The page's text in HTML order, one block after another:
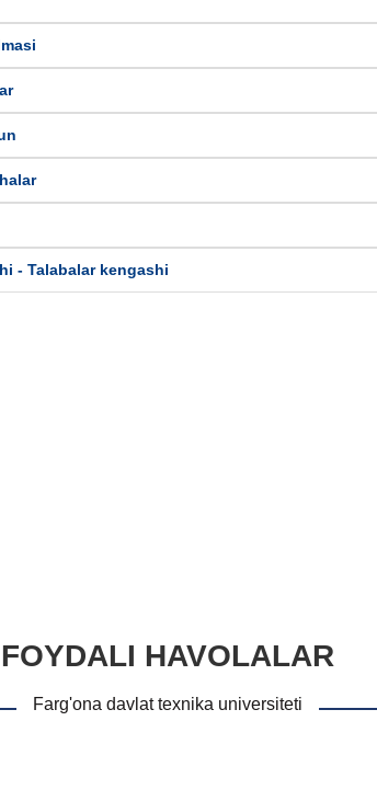
- Talabalar kengashi
FOYDALI HAVOLALAR
Farg'ona davlat texnika universiteti